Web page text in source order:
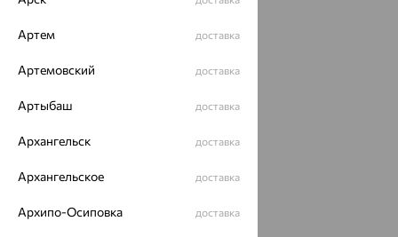
ул. Зегеля, 27/2
Артем доставка
Артемовский доставка
Артыбаш доставка
Архангельск доставка
Архангельское доставка
Архипо-Осиповка доставка